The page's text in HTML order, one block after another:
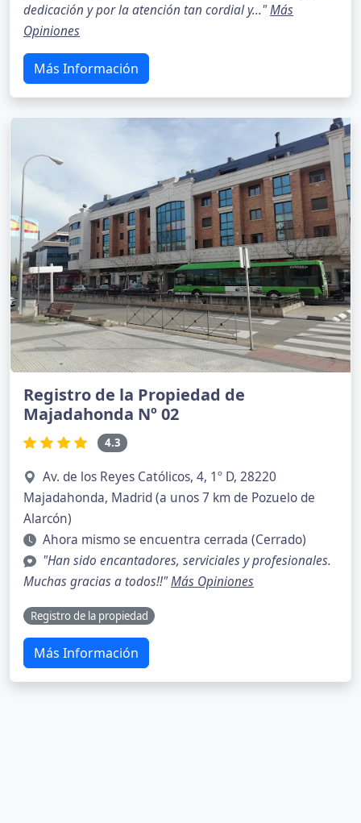
dedicación y por la atención tan cordial y..."Más
Opiniones
Más Información
Registro de la Propiedad de
Majadahonda Nº 02
4.3
Av. de los Reyes Católicos, 4, 1º D, 28220
Majadahonda, Madrid (a unos 7 km de Pozuelo de
Alarcón)
Ahora mismo se encuentra cerrada (Cerrado)
"Han sido encantadores, serviciales y profesionales.
Muchas gracias a todos!!"Más Opiniones
Registro de la propiedad
Más Información